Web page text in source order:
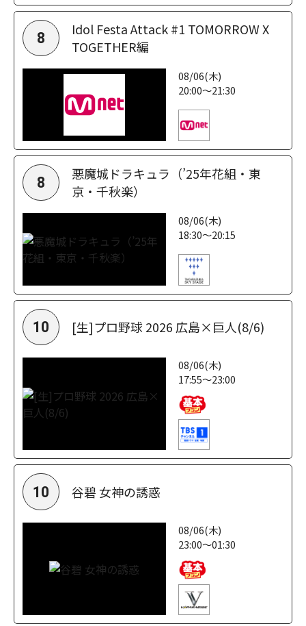
8
Idol Festa Attack #1 TOMORROW X
TOGETHER編
08/06(木)
20:00～21:30
8
悪魔城ドラキュラ（’25年花組・東
京・千秋楽）
08/06(木)
18:30～20:15
10 [生]プロ野球 2026 広島×巨人(8/6)
08/06(木)
17:55～23:00
10 谷碧 女神の誘惑
08/06(木)
23:00～01:30